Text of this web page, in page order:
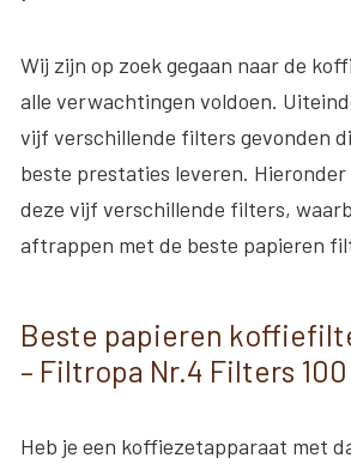
Wij zijn op zoek gegaan naar de
alle verwachtingen voldoen.
vijf verschillende filters gevonden
beste prestaties leveren. Hieronder
deze vijf verschillende filters,
aftrappen met de beste papieren
Beste papieren
– Filtropa Nr.4 Filters
Heb je een koffiezetapparaat met